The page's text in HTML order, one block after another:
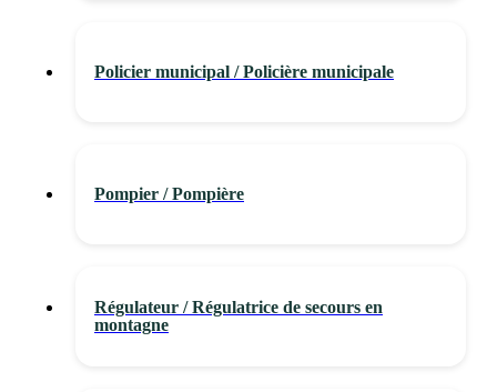
Policier municipal / Policière municipale
Pompier / Pompière
Régulateur / Régulatrice de secours en
montagne